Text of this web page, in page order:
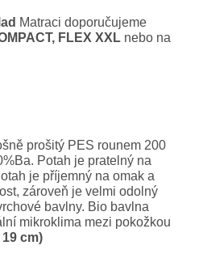
Matraci doporučujeme
FLEX XXL nebo na
prošitý PES rounem 200
Potah je pratelný na
je příjemný na omak a
zároveň je velmi odolný
bavlny. Bio bavlna
mikroklima mezi pokožkou
19 cm)